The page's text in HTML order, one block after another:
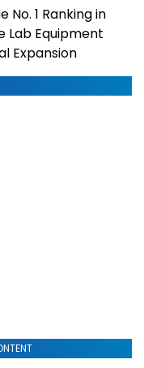
No. 1 Ranking in
Lab Equipment
Expansion